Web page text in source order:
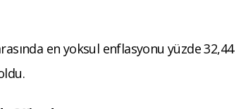
en yoksul enflasyonu yüzde 32,44